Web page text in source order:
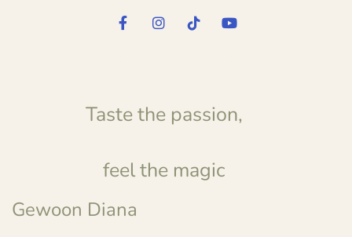
Taste the passion,
feel the magic
Gewoon Diana